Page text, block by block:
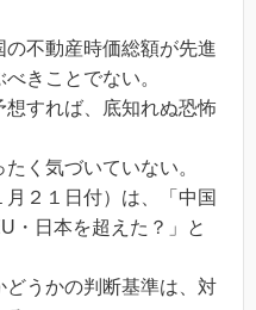
不動産時価総額が先進
きことでない。
すれば、底知れぬ恐怖
く気づいていない。
月２１日付）は、「中国
・日本を超えた？」と
うかの判断基準は、対